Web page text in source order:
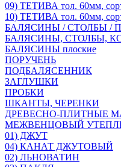
09) ТЕТИВА тол. 60мм,
10) ТЕТИВА тол. 60мм,
БАЛЯСИНЫ / СТОЛБЫ /
БАЛЯСИНЫ, СТОЛБЫ,
БАЛЯСИНЫ плоские
ПОРУЧЕНЬ
ПОДБАЛЯСЕННИК
ЗАГЛУШКИ
ПРОБКИ
ШКАНТЫ, ЧЕРЕНКИ
ДРЕВЕСНО-ПЛИТНЫЕ
МЕЖВЕНЦОВЫЙ
01) ДЖУТ
04) КАНАТ ДЖУТОВЫЙ
02) ЛЬНОВАТИН